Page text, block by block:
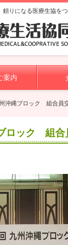
りになる医療生協をつ
案内
沖縄ブロック 組合員
ロック 組合